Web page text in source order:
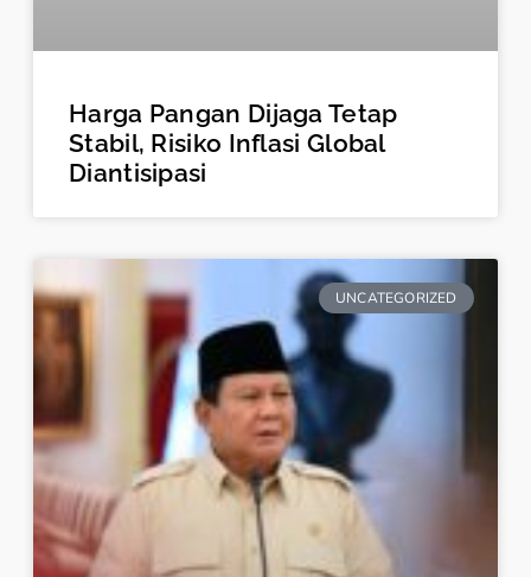
Harga Pangan Dijaga Tetap
Stabil, Risiko Inflasi Global
Diantisipasi
UNCATEGORIZED